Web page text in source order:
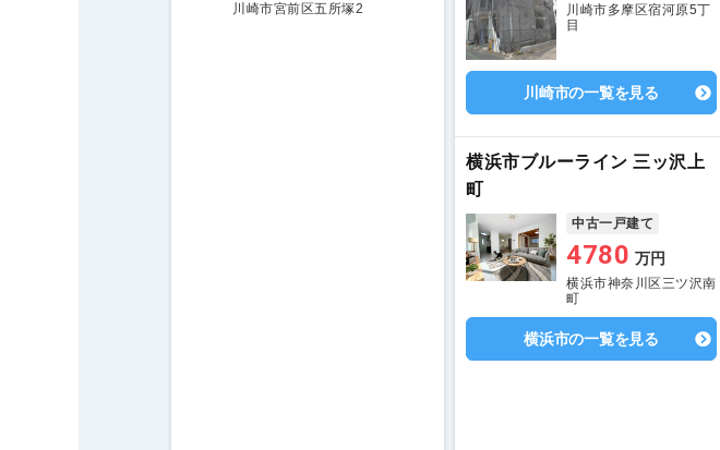
川崎市宮前区五所塚2
川崎市多摩区宿河原5丁
目
川崎市の一覧を見る
横浜市ブルーライン 三ッ沢上
町
中古一戸建て
4780 万円
横浜市神奈川区三ツ沢南
町
横浜市の一覧を見る